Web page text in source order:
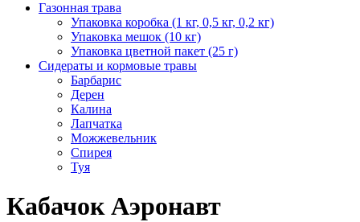
Газонная трава
Упаковка коробка (1 кг, 0,5 кг, 0,2 кг)
Упаковка мешок (10 кг)
Упаковка цветной пакет (25 г)
Сидераты и кормовые травы
Барбарис
Дерен
Калина
Лапчатка
Можжевельник
Спирея
Туя
Кабачок Аэронавт